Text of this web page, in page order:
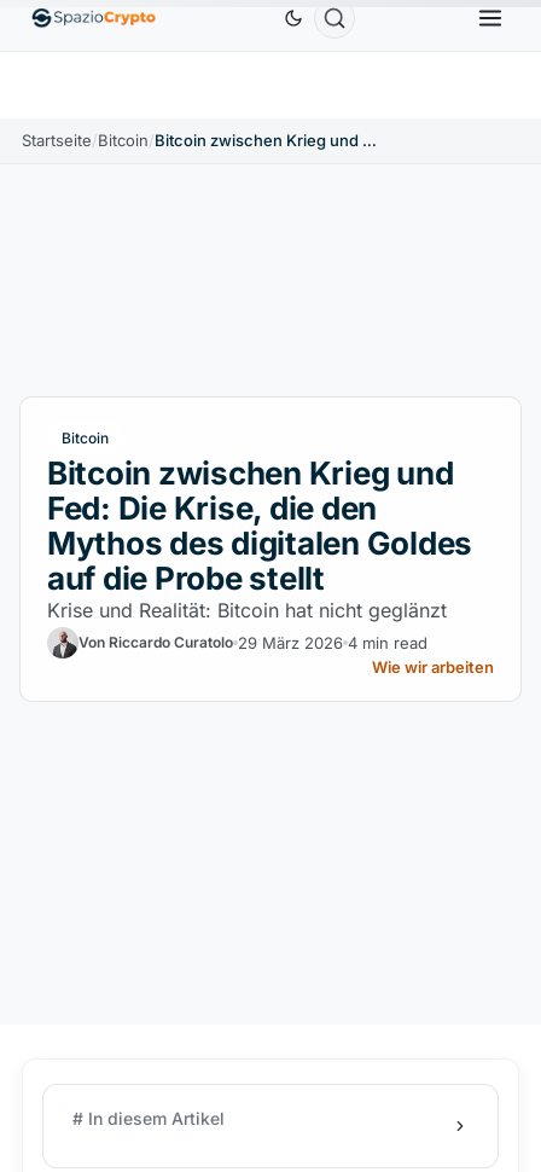
EthereumETH1.880,58 $ TetherUSDT0,9991 $ BNBBNB
Startseite/Bitcoin/ Bitcoin zwischen Krieg und Fed: Die Krise, die den Mythos des digitalen Goldes auf die Probe stellt
Bitcoin
Bitcoin zwischen Krieg und
Fed: Die Krise, die den
Mythos des digitalen Goldes
auf die Probe stellt
Krise und Realität: Bitcoin hat nicht geglänzt
Von Riccardo Curatolo 29 März 2026 4 min read
Wie wir arbeiten
# In diesem Artikel